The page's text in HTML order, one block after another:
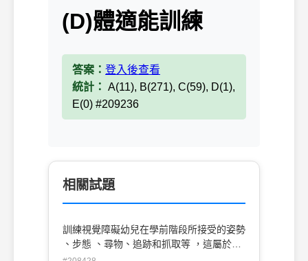
(D)體適能訓練
答案： 登入後查看
統計： A(11), B(271), C(59), D(1),
E(0) #209236
相關試題
訓練視覺障礙幼兒在學前階段所接受的姿勢
、步態 、尋物、追跡和抓取等 ，這屬於哪
一方面的課程內容？ (A)點字學習準備度訓